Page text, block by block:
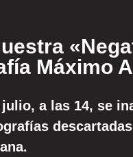
Máximo
a las 14, se